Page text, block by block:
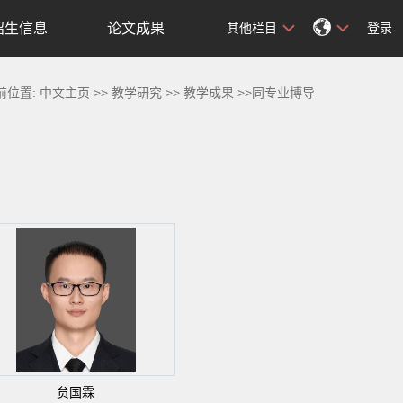
生信息 论文成果 其他栏目 登录
位置: 中文主页 >>教学研究 >>教学成果 >>同专业博导
贠国霖